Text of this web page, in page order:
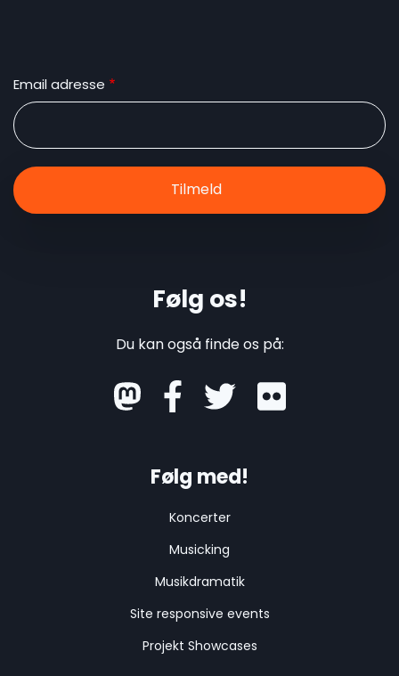
Email adresse
Følg os!
Du kan også finde os på:
mastodon
Følg med!
Koncerter
Musicking
Musikdramatik
Site responsive events
Projekt Showcases